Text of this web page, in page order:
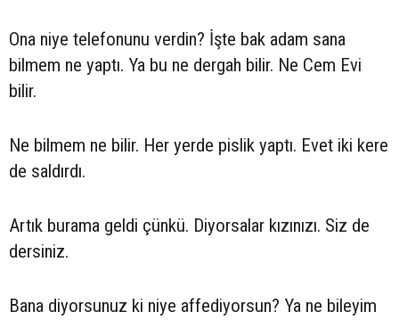
Ona niye telefonunu verdin? İşte bak adam sana
bilmem ne yaptı. Ya bu ne dergah bilir. Ne Cem Evi
bilir.
Ne bilmem ne bilir. Her yerde pislik yaptı. Evet iki kere
de saldırdı.
Artık burama geldi çünkü. Diyorsalar kızınızı. Siz de
dersiniz.
Bana diyorsunuz ki niye affediyorsun? Ya ne bileyim